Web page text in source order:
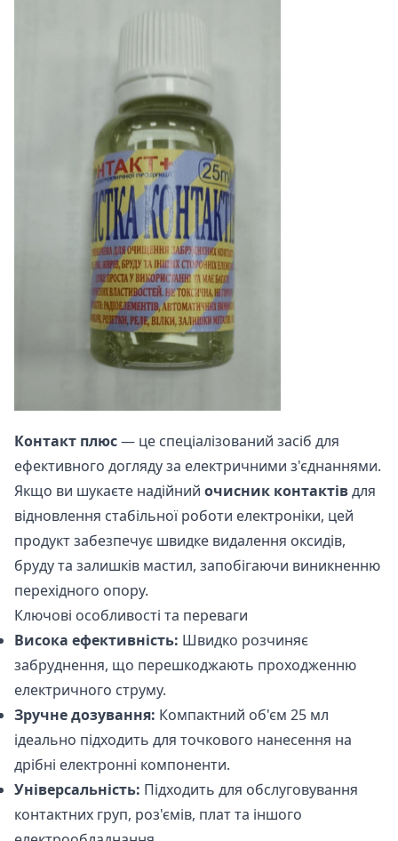
Контакт плюс— це спеціалізований засіб для
ефективного догляду за електричними з'єднаннями.
Якщо ви шукаєте надійний очисник контактівдля
відновлення стабільної роботи електроніки, цей
продукт забезпечує швидке видалення оксидів,
бруду та залишків мастил, запобігаючи виникненню
перехідного опору.
Ключові особливості та переваги
Висока ефективність: Швидко розчиняє
забруднення, що перешкоджають проходженню
електричного струму.
Зручне дозування: Компактний об'єм 25 мл
ідеально підходить для точкового нанесення на
дрібні електронні компоненти.
Універсальність: Підходить для обслуговування
контактних груп, роз'ємів, плат та іншого